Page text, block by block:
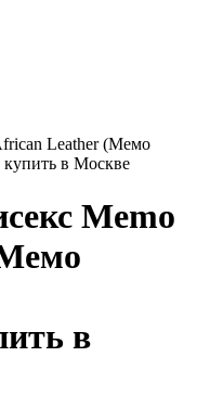
Leather (Мемо
в Москве
Memo
в